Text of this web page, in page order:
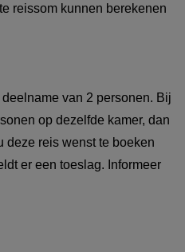
reissom kunnen berekenen
van 2 personen. Bij
op dezelfde kamer, dan
deze reis wenst te boeken
er een toeslag. Informeer